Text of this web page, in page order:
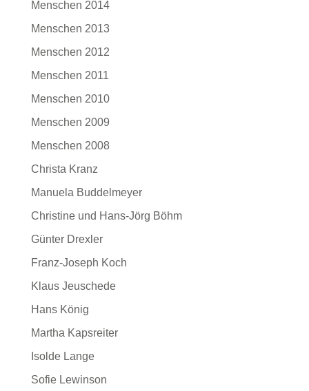
Menschen 2014
Menschen 2013
Menschen 2012
Menschen 2011
Menschen 2010
Menschen 2009
Menschen 2008
Christa Kranz
Manuela Buddelmeyer
Christine und Hans-Jörg Böhm
Günter Drexler
Franz-Joseph Koch
Klaus Jeuschede
Hans König
Martha Kapsreiter
Isolde Lange
Sofie Lewinson